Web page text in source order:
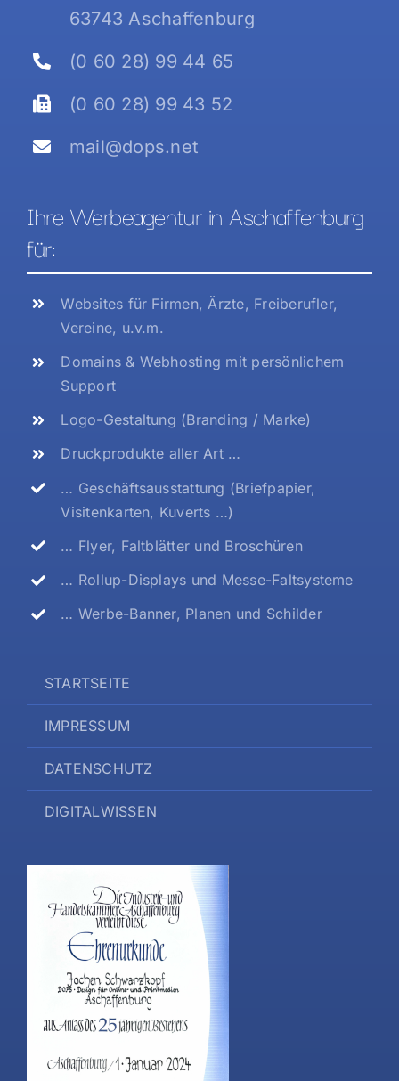
63743 Aschaffenburg
(0 60 28) 99 44 65
(0 60 28) 99 43 52
mail@dops.net
Ihre Werbeagentur in Aschaffenburg
für:
Websites für Firmen, Ärzte, Freiberufler,
Vereine, u.v.m.
Domains & Webhosting mit persönlichem
Support
Logo-Gestaltung (Branding / Marke)
Druckprodukte aller Art …
… Geschäftsausstattung (Briefpapier,
Visitenkarten, Kuverts …)
… Flyer, Faltblätter und Broschüren
… Rollup-Displays und Messe-Faltsysteme
… Werbe-Banner, Planen und Schilder
STARTSEITE
IMPRESSUM
DATENSCHUTZ
DIGITALWISSEN